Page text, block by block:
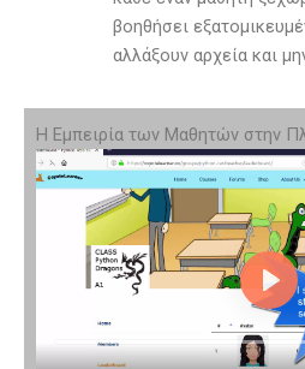
βοηθήσει
αλλάξουν αρχεία και
Η Εμπειρία των Μαθητών στην